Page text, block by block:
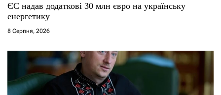
ЄС надав додаткові 30 млн євро на українську
енергетику
8 Серпня, 2026